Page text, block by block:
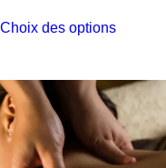
70,00 €
Choix des optionsproduit
Les
options
peuvent
être
choisies